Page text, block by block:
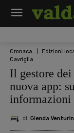
Cronaca Edizioni
Cavriglia
Il gestore
nuova app:
di Glenda